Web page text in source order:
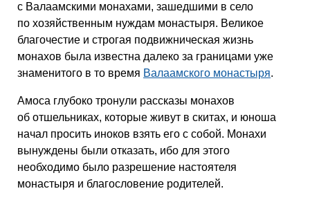
с Валаамскими монахами, зашедшими в село
по хозяйственным нуждам монастыря. Великое
благочестие и строгая подвижническая жизнь
монахов была известна далеко за границами уже
знаменитого в то время Валаамского монастыря.
Амоса глубоко тронули рассказы монахов
об отшельниках, которые живут в скитах, и юноша
начал просить иноков взять его с собой. Монахи
вынуждены были отказать, ибо для этого
необходимо было разрешение настоятеля
монастыря и благословение родителей.